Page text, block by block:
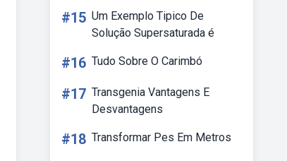
#15 Um Exemplo Tipico De
Solução Supersaturada é
#16 Tudo Sobre O Carimbó
#17 Transgenia Vantagens E
Desvantagens
#18 Transformar Pes Em Metros